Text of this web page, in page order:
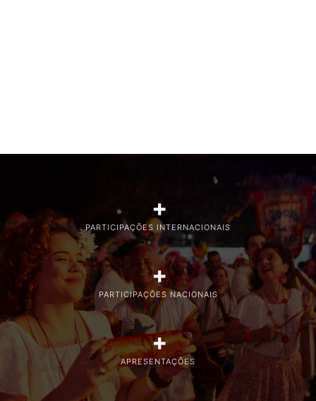
PARTICIPAÇÕES INTERNACIONAIS
+
PARTICIPAÇÕES NACIONAIS
+
APRESENTAÇÕES
+